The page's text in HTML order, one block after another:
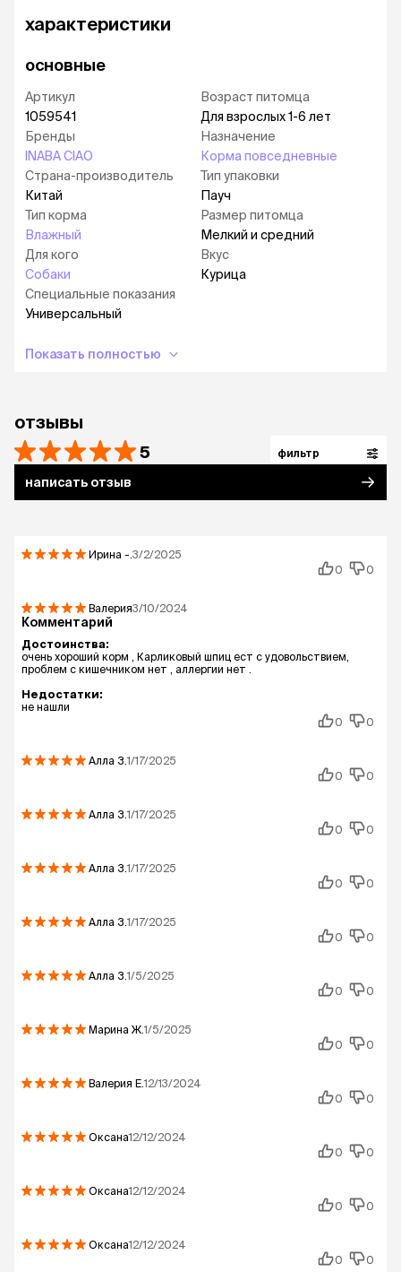
характеристики
основные
Артикул
1059541
Бренды
INABA CIAO
Страна-производитель
Китай
Тип корма
Влажный
Для кого
Собаки
Специальные показания
Универсальный
Возраст питомца
Для взрослых 1-6 лет
Назначение
Корма повседневные
Тип упаковки
Пауч
Размер питомца
Мелкий и средний
Вкус
Курица
Показать полностью
отзывы
5 фильтр
написать отзыв
Ирина -. 3/2/2025
0
0
Валерия3/10/2024
Комментарий
Достоинства:
очень хороший корм , Карликовый шпиц ест с удовольствием,
проблем с кишечником нет , аллергии нет .
Недостатки:
не нашли
0
0
Алла З.1/17/2025
0
0
Алла З.1/17/2025
0
0
Алла З.1/17/2025
0
0
Алла З.1/17/2025
0
0
Алла З.1/5/2025
0
0
Марина Ж.1/5/2025
0
0
Валерия Е.12/13/2024
0
0
Оксана12/12/2024
0
0
Оксана12/12/2024
0
0
Оксана12/12/2024
0
0